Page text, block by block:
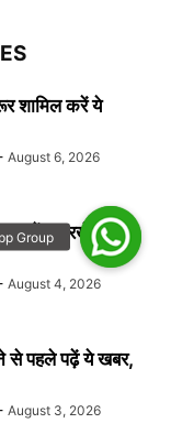
शामिल करें ये
August 6, 2026
बातों का रखें खास
August 4, 2026
से पहले पढ़ें ये खबर,
August 3, 2026